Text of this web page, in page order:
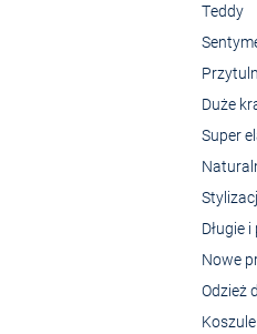
Teddy
Duże
Super
Długie
Nowe
Odzież